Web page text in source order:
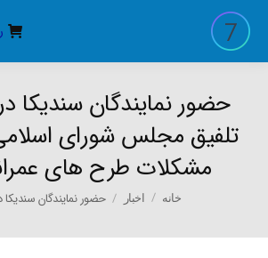
حضور نمایندگان سندیکا
تلفیق مجلس شورای
مشکلات طرح های
You are here:
خانه اخبار حضور نمایندگان